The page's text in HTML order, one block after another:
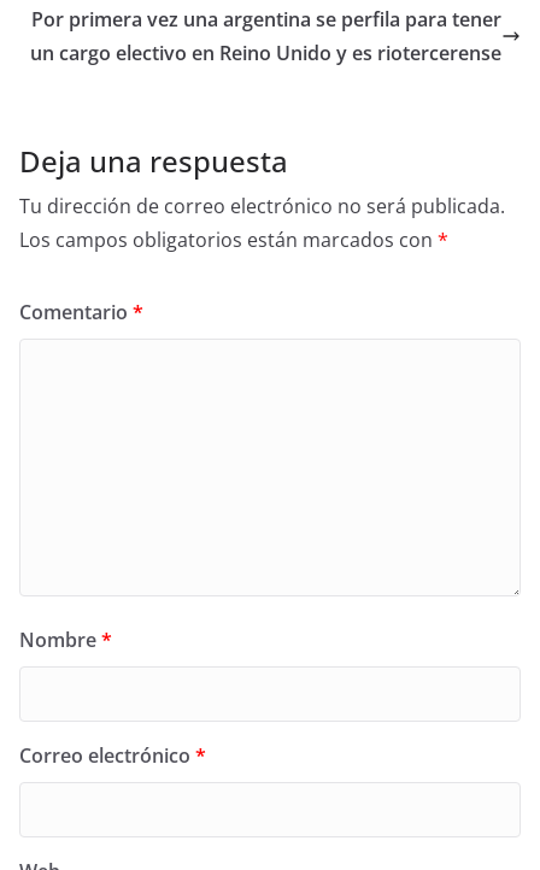
Por primera vez una argentina se perfila para tener
un cargo electivo en Reino Unido y es riotercerense
Deja una respuesta
Tu dirección de correo electrónico no será publicada.
Los campos obligatorios están marcados con *
Comentario *
Nombre*
Correo electrónico *